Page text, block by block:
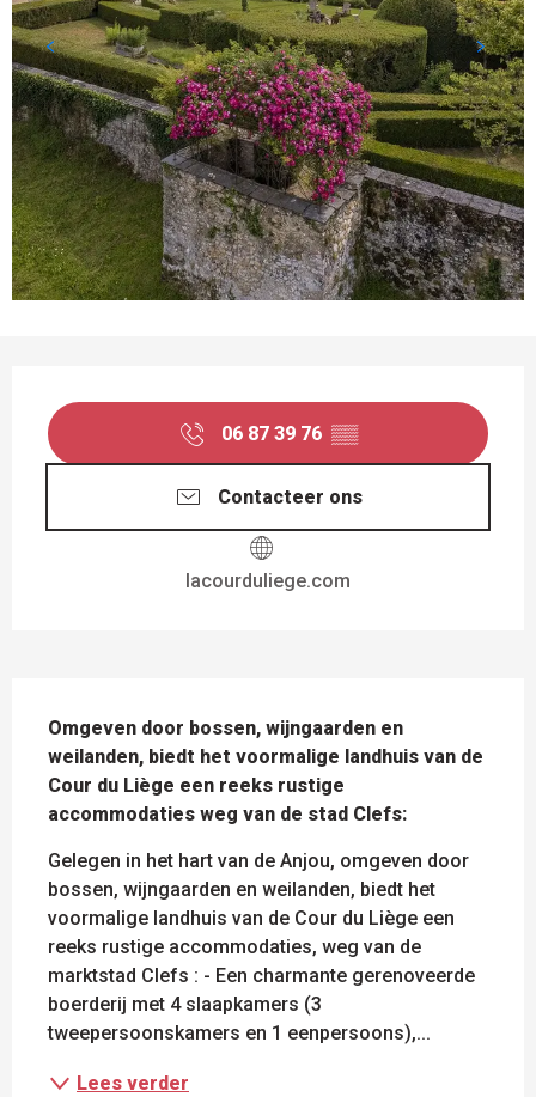
06 87 39 76 ▒▒
Contacteer ons
lacourduliege.com
Omgeven door bossen, wijngaarden en
weilanden, biedt het voormalige landhuis van de
Cour du Liège een reeks rustige
accommodaties weg van de stad Clefs:
Gelegen in het hart van de Anjou, omgeven door
bossen, wijngaarden en weilanden, biedt het
voormalige landhuis van de Cour du Liège een
reeks rustige accommodaties, weg van de
marktstad Clefs : - Een charmante gerenoveerde
boerderij met 4 slaapkamers (3
tweepersoonskamers en 1 eenpersoons),...
Lees verder